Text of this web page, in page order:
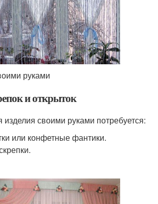
руками
и открыток
изделия своими руками потребуется:
или конфетные фантики.